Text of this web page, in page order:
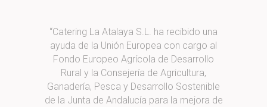
“Catering La Atalaya S.L. ha recibido una
ayuda de la Unión Europea con cargo al
Fondo Europeo Agrícola de Desarrollo
Rural y la Consejería de Agricultura,
Ganadería, Pesca y Desarrollo Sostenible
de la Junta de Andalucía para la mejora de